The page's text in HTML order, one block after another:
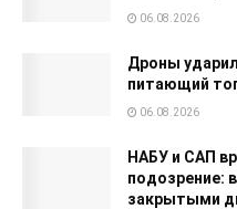
06.08.2026
Дроны
питающий
06.08.2026
НАБУ и САП
подозрение:
закрытыми